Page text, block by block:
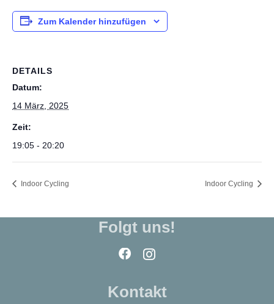
Zum Kalender hinzufügen
DETAILS
Datum:
14 März, 2025
Zeit:
19:05 - 20:20
Indoor Cycling Indoor Cycling
Folgt uns!
Kontakt